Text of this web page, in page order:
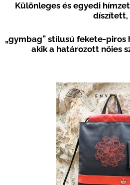
Különleges és egyedi
díszített,
„gymbag” stílusú fekete-piros
akik a határozott nőies